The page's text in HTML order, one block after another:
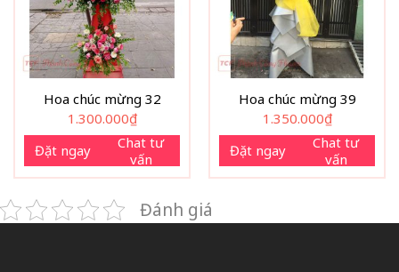
Hoa chúc mừng 32
1.300.000₫
Đặt ngay
Chat tư
vấn
Hoa chúc mừng 39
1.350.000₫
Đặt ngay
Chat tư
vấn
Đánh giá